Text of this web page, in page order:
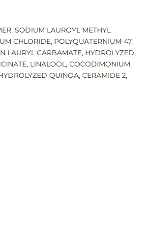
SODIUM LAUROYL METHYL
CHLORIDE, POLYQUATERNIUM-47,
LAURYL CARBAMATE, HYDROLYZED
LINALOOL, COCODIMONIUM
QUINOA, CERAMIDE 2,